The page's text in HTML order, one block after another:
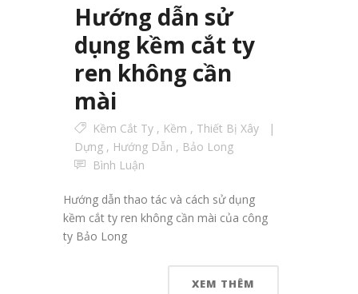
Hướng dẫn sử
dụng kềm cắt ty
ren không cần
mài
Kềm Cắt Ty , Kềm , Thiết Bị Xây
Dựng , Hướng Dẫn , Bảo Long
Bình Luận
Hướng dẫn thao tác và cách sử dụng
kềm cắt ty ren không cần mài của công
ty Bảo Long
XEM THÊM